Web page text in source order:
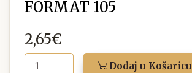
FORMAT 105
2,65€
Dodaj u Košaricu